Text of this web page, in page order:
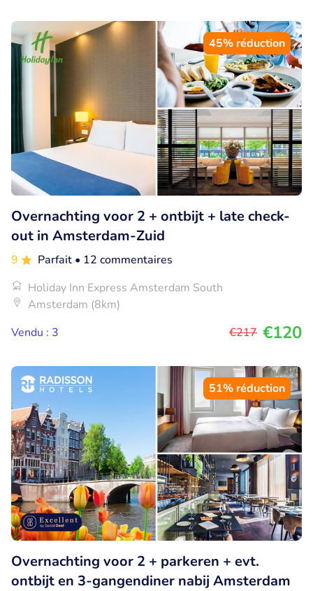
45% réduction
Overnachting voor 2 + ontbijt + late check-
out in Amsterdam-Zuid
9 Parfait • 12 commentaires
Holiday Inn Express Amsterdam South
Amsterdam (8km)
Vendu : 3
€217 €120
51% réduction
Overnachting voor 2 + parkeren + evt.
ontbijt en 3-gangendiner nabij Amsterdam